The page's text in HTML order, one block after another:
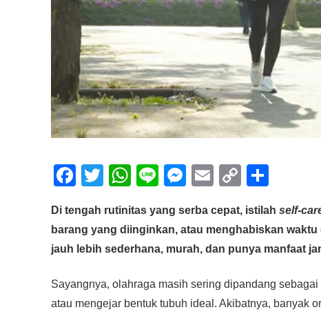
F
c
e
o
T
tt
er
W
at
s
p
Li
e
M
ss
e
g
E
ail
C
p
y
n
ar
e
Di tengah rutinitas yang serba cepat, istilah self-
barang yang diinginkan, atau menghabiskan
jauh lebih sederhana, murah, dan punya manfaat
Sayangnya, olahraga masih sering dipandang
atau mengejar bentuk tubuh ideal. Akibatnya, banyak